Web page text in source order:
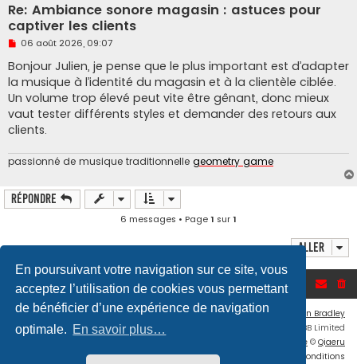
En poursuivant votre navigation sur ce site, vous
acceptez l’utilisation de cookies vous permettant
de bénéficier d’une expérience de navigation
optimale. En savoir plus…
Re: Ambiance sonore magasin : astuces pour
captiver les clients
M
s
s
a
g
e
n
o
n
u
06 août 2026, 09:07
Bonjour Julien, je pense que le plus important est d’adapter
la musique à l’identité du magasin et à la clientèle ciblée.
Un volume trop élevé peut vite être gênant, donc mieux
vaut tester différents styles et demander des retours aux
clients.
passionné de musique traditionnelle geometry game
Répondre
6 messages • Page1 sur1
Aller
Accueil du forum
Flat Style by
Ian Bradley
Développé par
® Forum Software © phpBB Limited
Traduction française officielle © Qiaeru
Conditions